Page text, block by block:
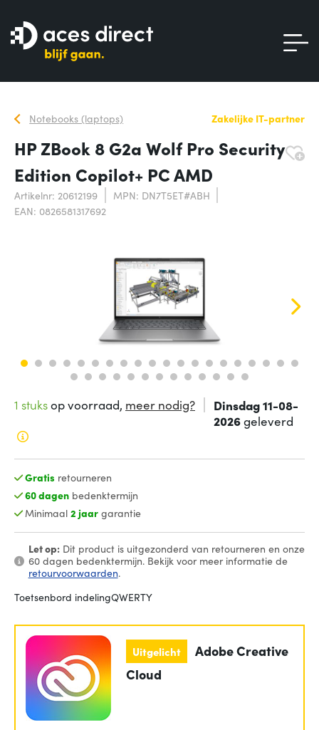
Notebooks (laptops) Zakelijke IT-partner
HP ZBook 8 G2a Wolf Pro Security
Edition Copilot+ PC AMD
Artikelnr: 20612199
MPN: DN7T5ET#ABH
EAN: 0826581317692
1 stuksop voorraad, meer nodig?
Dinsdag 11-08-
2026geleverd
Gratis retourneren
60 dagenbedenktermijn
Minimaal 2 jaargarantie
Let op:Dit product is uitgezonderd van retourneren en onze
60 dagen bedenktermijn. Bekijk voor meer informatie de
retourvoorwaarden.
Toetsenbord indelingQWERTY
Uitgelicht
Adobe Creative
Cloud